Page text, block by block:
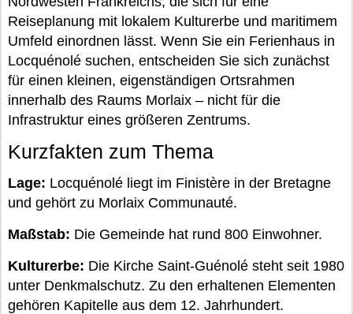
Reiseplanung mit lokalem Kulturerbe und maritimem
Umfeld einordnen lässt. Wenn Sie ein Ferienhaus in
Locquénolé suchen, entscheiden Sie sich zunächst
für einen kleinen, eigenständigen Ortsrahmen
innerhalb des Raums Morlaix – nicht für die
Infrastruktur eines größeren Zentrums.
Kurzfakten zum Thema
Lage: Locquénolé liegt im Finistère in der Bretagne
und gehört zu Morlaix Communauté.
Maßstab: Die Gemeinde hat rund 800 Einwohner.
Kulturerbe: Die Kirche Saint-Guénolé steht seit 1980
unter Denkmalschutz. Zu den erhaltenen Elementen
gehören Kapitelle aus dem 12. Jahrhundert.